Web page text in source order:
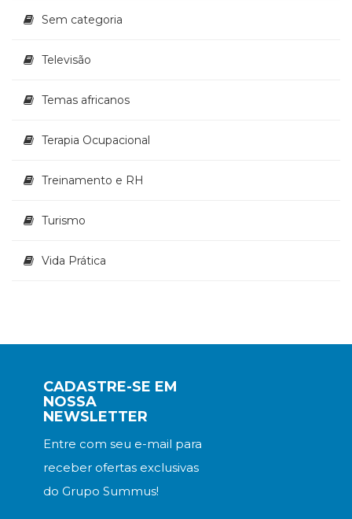
Sem categoria
Televisão
Temas africanos
Terapia Ocupacional
Treinamento e RH
Turismo
Vida Prática
CADASTRE-SE EM
NOSSA
NEWSLETTER
Entre com seu e-mail para
receber ofertas exclusivas
do Grupo Summus!